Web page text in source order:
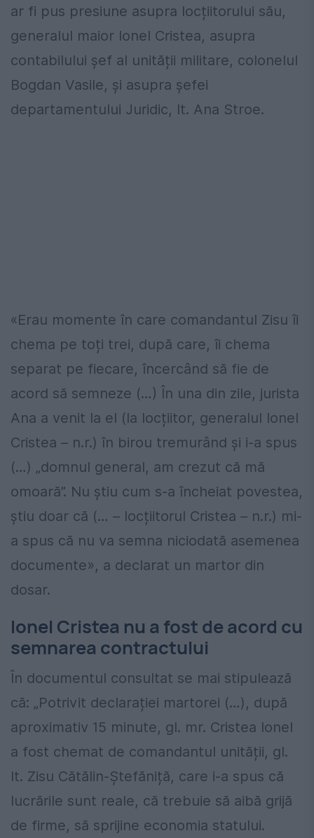
ar fi pus presiune asupra locțiitorului său,
generalul maior Ionel Cristea, asupra
contabilului șef al unității militare, colonelul
Bogdan Vasile, și asupra șefei
departamentului Juridic, lt. Ana Stroe.
«Erau momente în care comandantul Zisu îi
chema pe toți trei, după care, îi chema
separat pe fiecare, încercând să fie de
acord să semneze (…) În una din zile, jurista
Ana a venit la el (la locțiitor, generalul Ionel
Cristea – n.r.) în birou tremurând și i-a spus
(…) „domnul general, am crezut că mă
omoară”. Nu știu cum s-a încheiat povestea,
știu doar că (… – locțiitorul Cristea – n.r.) mi-
a spus că nu va semna niciodată asemenea
documente», a declarat un martor din
dosar.
Ionel Cristea nu a fost de acord cu
semnarea contractului
În documentul consultat se mai stipulează
că: „Potrivit declarației martorei (…), după
aproximativ 15 minute, gl. mr. Cristea Ionel
a fost chemat de comandantul unității, gl.
lt. Zisu Cătălin-Ștefăniță, care i-a spus că
lucrările sunt reale, că trebuie să aibă grijă
de firme, să sprijine economia statului.